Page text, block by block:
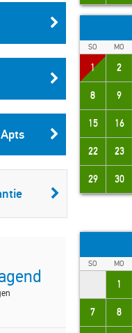
SO MO
1 2
8 9
15 16
22 23
29 30
SO MO
1
7 8